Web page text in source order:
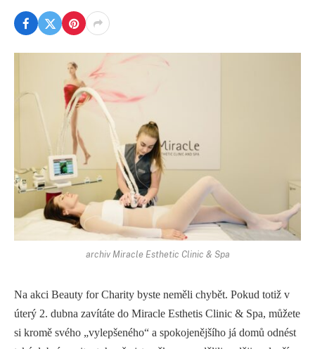
archiv Miracle Esthetic Clinic & Spa
Na akci Beauty forCharity byste neměli chybět. Pokud totiž v
úterý 2. dubna zavítáte do Miracle Esthetis Clinic & Spa, můžete
si kromě svého „vylepšeného“ a spokojenějšího já domů odnést